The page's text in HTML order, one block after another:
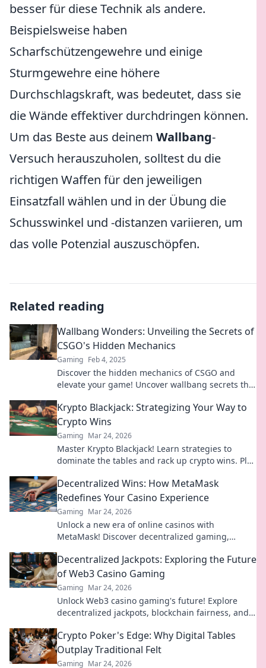
besser für diese Technik als andere.
Beispielsweise haben
Scharfschützengewehre und einige
Sturmgewehre eine höhere
Durchschlagskraft, was bedeutet, dass sie
die Wände effektiver durchdringen können.
Um das Beste aus deinem Wallbang-
Versuch herauszuholen, solltest du die
richtigen Waffen für den jeweiligen
Einsatzfall wählen und in der Übung die
Schusswinkel und -distanzen variieren, um
das volle Potenzial auszuschöpfen.
Related reading
Wallbang Wonders: Unveiling the Secrets of
CSGO's Hidden Mechanics
Gaming Feb 4, 2025
Discover the hidden mechanics of CSGO and
elevate your game! Uncover wallbang secrets that
Krypto Blackjack: Strategizing Your Way to
Crypto Wins
Gaming Mar 24, 2026
Master Krypto Blackjack! Learn strategies to
dominate the tables and rack up crypto wins. Play
Decentralized Wins: How MetaMask
Redefines Your Casino Experience
Gaming Mar 24, 2026
Unlock a new era of online casinos with
MetaMask! Discover decentralized gaming,
smarter, win bigger.
Decentralized Jackpots: Exploring the Future
of Web3 Casino Gaming
Gaming Mar 24, 2026
Unlock Web3 casino gaming's future! Explore
decentralized jackpots, blockchain fairness, and
Crypto Poker's Edge: Why Digital Tables
Outplay Traditional Felt
Gaming Mar 24, 2026